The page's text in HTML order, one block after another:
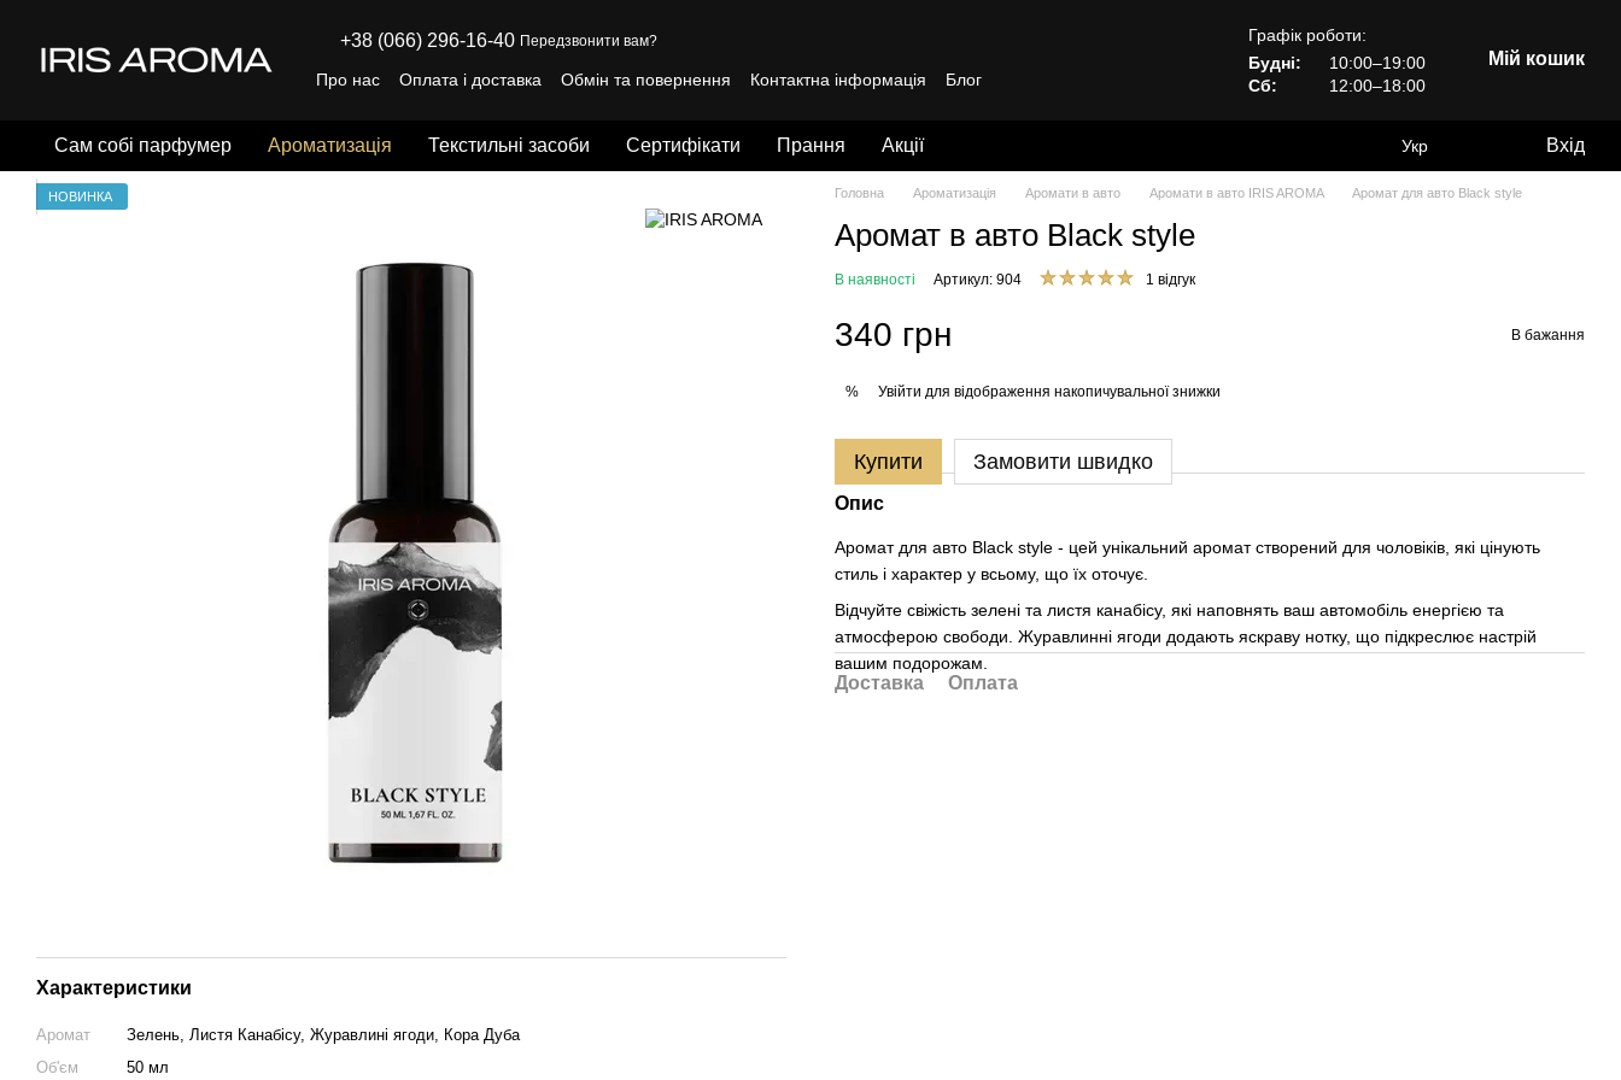
+38 (066) 296-16-40 Передзвонити вам?
Про нас Оплата і доставка Обмін та повернення Контактна інформація
Блог
Графік роботи:
Будні:
10:00–19:00
Сб:
12:00–18:00
Мій кошик
Сам собі парфумер Ароматизація Текстильні засоби Сертифікати Прання Акції Укр Вхід
НОВИНКА
Характеристики
Аромат
Зелень, Листя Канабісу, Журавлині ягоди, Кора Дуба
Об'єм
50 мл
Головна Ароматизація Аромати в авто Аромати в авто IRIS AROMA Аромат для авто Black style
Аромат в авто Black style
В наявності Артикул: 904 1 відгук
340 грн В бажання
% Увійти для відображення накопичувальної знижки
Купити Замовити швидко
Опис
Аромат для авто Black style - цей унікальний аромат створений для чоловіків, які цінують
стиль і характер у всьому, що їх оточує.
Відчуйте свіжість зелені та листя канабісу, які наповнять ваш автомобіль енергією та
атмосферою свободи. Журавлинні ягоди додають яскраву нотку, що підкреслює настрій
вашим подорожам.
Доставка Оплата